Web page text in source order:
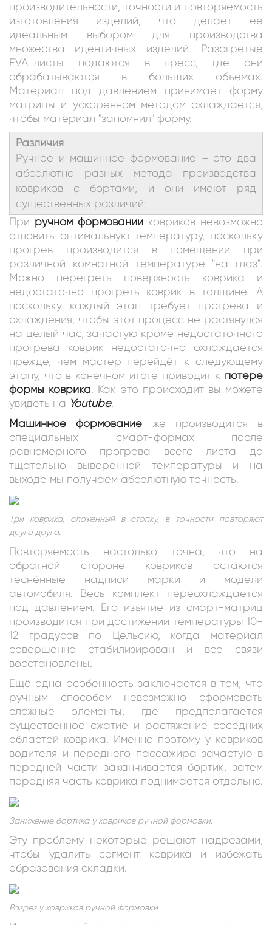
производительности, точности и повторяемость
изготовления изделий, что делает ее
идеальным выбором для производства
множества идентичных изделий. Разогретые
EVA-листы подаются в пресс, где они
обрабатываются в больших объемах.
Материал под давлением принимает форму
матрицы и ускоренном методом охлаждается,
чтобы материал "запомнил" форму.
Различия
Ручное и машинное формование – это два
абсолютно разных метода производства
ковриков с бортами, и они имеют ряд
существенных различий:
При ручном формовании ковриков невозможно
отловить оптимальную температуру, поскольку
прогрев производится в помещении при
различной комнатной температуре "на глаз".
Можно перегреть поверхность коврика и
недостаточно прогреть коврик в толщине. А
поскольку каждый этап требует прогрева и
охлаждения, чтобы этот процесс не растянулся
на целый час, зачастую кроме недостаточного
прогрева коврик недостаточно охлаждается
прежде, чем мастер перейдёт к следующему
этапу, что в конечном итоге приводит к потере
формы коврика. Как это происходит вы можете
увидеть на Youtube.
Машинное формование же производится в
специальных смарт-формах после
равномерного прогрева всего листа до
тщательно выверенной температуры и на
выходе мы получаем абсолютную точность.
Три коврика, сложенный в стопку, в точности повторяют
друго друга.
Повторяемость настолько точна, что на
обратной стороне ковриков остаются
теснённые надписи марки и модели
автомобиля. Весь комплект переохлаждается
под давлением. Его изъятие из смарт-матриц
производится при достижении температуры 10-
12 градусов по Цельсию, когда материал
совершенно стабилизирован и все связи
восстановлены.
Ещё одна особенность заключается в том, что
ручным способом невозможно сформовать
сложные элементы, где предполагается
существенное сжатие и растяжение соседних
областей коврика. Именно поэтому у ковриков
водителя и переднего пассажира зачастую в
передней части заканчивается бортик, затем
передняя часть коврика поднимается отдельно.
Занижение бортика у ковриков ручной формовки.
Эту проблему некоторые решают надрезами,
чтобы удалить сегмент коврика и избежать
образования складки.
Разрез у ковриков ручной формовки.